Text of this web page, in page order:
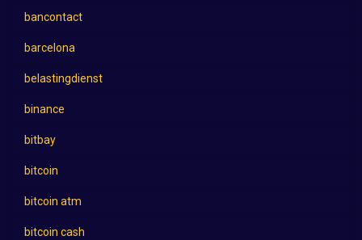
bancontact
barcelona
belastingdienst
binance
bitbay
bitcoin
bitcoin atm
bitcoin cash